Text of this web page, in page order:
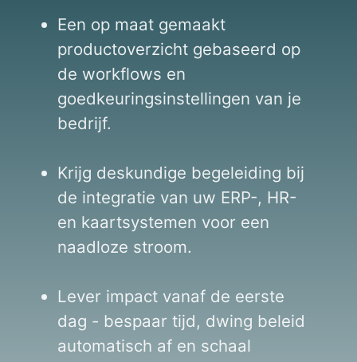
Een op maat gemaakt
productoverzicht gebaseerd op
de workflows en
goedkeuringsinstellingen van je
bedrijf.
Krijg deskundige begeleiding bij
de integratie van uw ERP-, HR-
en kaartsystemen voor een
naadloze stroom.
Lever impact vanaf de eerste
dag - bespaar tijd, dwing beleid
automatisch af en schaal